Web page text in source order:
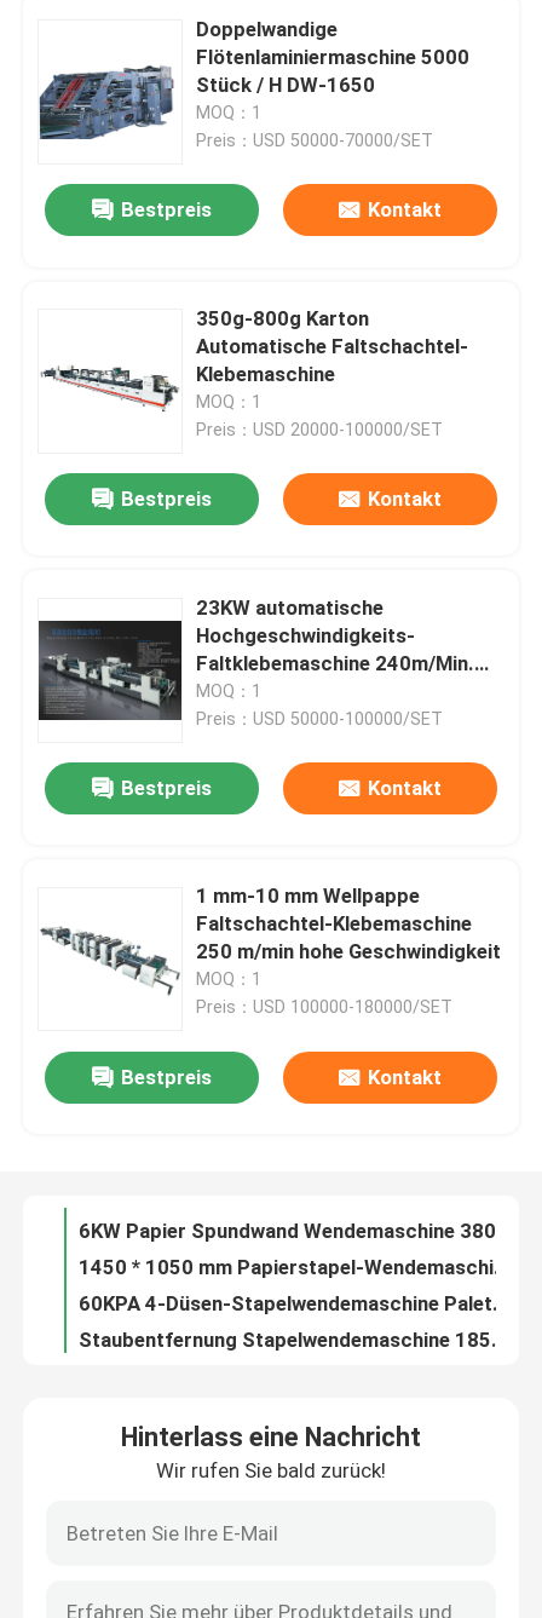
Über uns
Qualitätskontrolle
Kontakt mit uns
Rechtssachen
Bitte um ein Angebot
Flöten-Laminiermaschinen-Maschine
Doppelwandige
Flötenlaminiermaschine 5000
Stück / H DW-1650
MOQ：1
Preis：USD 50000-70000/SET
Bestpreis Kontakt
350g-800g Karton
Automatische Faltschachtel-
Klebemaschine
MOQ：1
Preis：USD 20000-100000/SET
Bestpreis Kontakt
23KW automatische
Hochgeschwindigkeits-
Faltklebemaschine 240m/Min.
Mittelgroß
MOQ：1
Preis：USD 50000-100000/SET
Bestpreis Kontakt
1 mm-10 mm Wellpappe
Faltschachtel-Klebemaschine
250 m/min hohe Geschwindigkeit
MOQ：1
Preis：USD 100000-180000/SET
Bestpreis Kontakt
3-Düsen-Stapelwendemaschine Papierrütteln Palettenzuführung
1450 * 1050 mm Papierstapel-Wendemaschine Automatisches Umdrehen VEI-145A
60KPA 4-Düsen-Stapelwendemaschine Palettenzentriermaschine für Papierstapel
Hinterlass eine Nachricht
Wir rufen Sie bald zurück!